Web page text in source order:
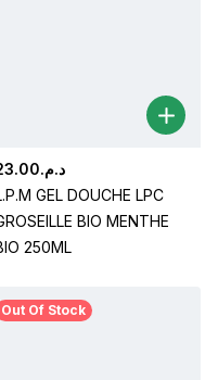
د.م.
GEL DOUCHE LPC
BIO MENTHE
250ML
Out Of Stock